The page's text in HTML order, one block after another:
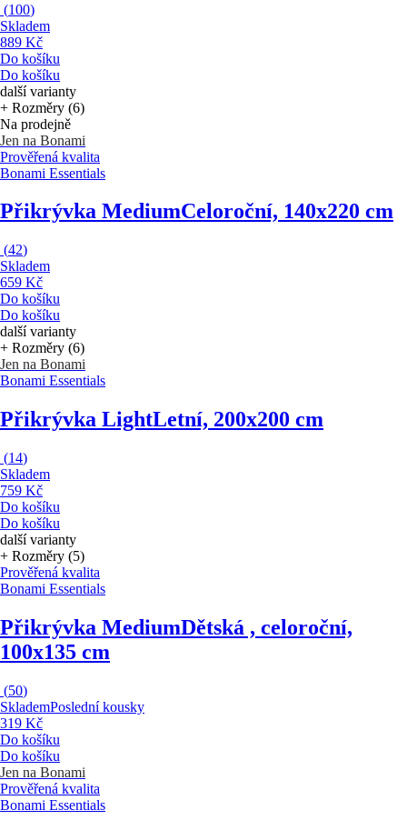
(100)
Skladem
889 Kč
Do košíku
Do košíku
další varianty
+ Rozměry (6)
Na prodejně
Jen na Bonami
Prověřená kvalita
Bonami Essentials
Přikrývka MediumCeloroční, 140x220 cm
(42)
Skladem
659 Kč
Do košíku
Do košíku
další varianty
+ Rozměry (6)
Jen na Bonami
Bonami Essentials
Přikrývka LightLetní, 200x200 cm
(14)
Skladem
759 Kč
Do košíku
Do košíku
další varianty
+ Rozměry (5)
Prověřená kvalita
Bonami Essentials
Přikrývka MediumDětská , celoroční,
100x135 cm
(50)
SklademPoslední kousky
319 Kč
Do košíku
Do košíku
Jen na Bonami
Prověřená kvalita
Bonami Essentials